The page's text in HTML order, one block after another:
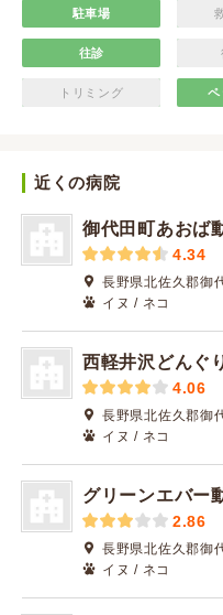
駐車場
往診
トリミング ペ
近くの病院
御代田町あおば
4.34
長野県北佐久郡御
イヌ / ネコ
西軽井沢どんぐ
4.06
長野県北佐久郡御
イヌ / ネコ
グリーンエバー
2.86
長野県北佐久郡御
イヌ / ネコ